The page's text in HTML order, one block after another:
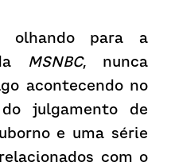
olhando para a
MSNBC, nunca
acontecendo no
julgamento de
e uma série
com o